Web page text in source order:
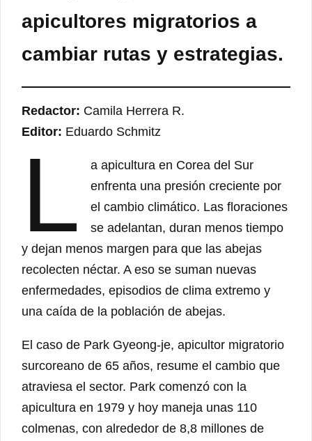
apicultores migratorios a
cambiar rutas y estrategias.
Redactor: Camila Herrera R.
Editor: Eduardo Schmitz
L
a apicultura en Corea del Sur
enfrenta una presión creciente por
el cambio climático. Las floraciones
se adelantan, duran menos tiempo
y dejan menos margen para que las abejas
recolecten néctar. A eso se suman nuevas
enfermedades, episodios de clima extremo y
una caída de la población de abejas.
El caso de Park Gyeong-je, apicultor migratorio
surcoreano de 65 años, resume el cambio que
atraviesa el sector. Park comenzó con la
apicultura en 1979 y hoy maneja unas 110
colmenas, con alrededor de 8,8 millones de